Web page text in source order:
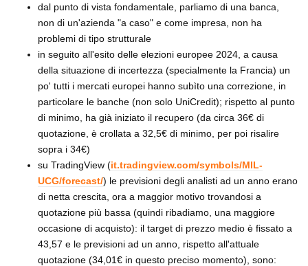
dal punto di vista fondamentale, parliamo di una banca,
non di un'azienda "a caso" e come impresa, non ha
problemi di tipo strutturale
in seguito all'esito delle elezioni europee 2024, a causa
della situazione di incertezza (specialmente la Francia) un
po' tutti i mercati europei hanno subìto una correzione, in
particolare le banche (non solo UniCredit); rispetto al punto
di minimo, ha già iniziato il recupero (da circa 36€ di
quotazione, è crollata a 32,5€ di minimo, per poi risalire
sopra i 34€)
su TradingView (it.tradingview.com/symbols/MIL-
UCG/forecast/) le previsioni degli analisti ad un anno erano
di netta crescita, ora a maggior motivo trovandosi a
quotazione più bassa (quindi ribadiamo, una maggiore
occasione di acquisto): il target di prezzo medio è fissato a
43,57 e le previsioni ad un anno, rispetto all'attuale
quotazione (34,01€ in questo preciso momento), sono: